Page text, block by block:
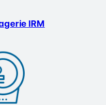
IRM